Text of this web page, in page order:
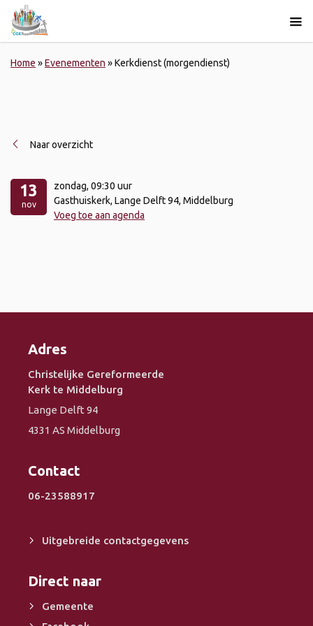
Home »Evenementen »Kerkdienst (morgendienst)
Naar overzicht
13
nov
zondag, 09:30 uur
Gasthuiskerk, Lange Delft 94, Middelburg
Voeg toe aan agenda
Adres
Christelijke Gereformeerde
Kerk te Middelburg
Lange Delft 94
4331 AS Middelburg
Contact
06-23588917
Uitgebreide contactgegevens
Direct naar
Gemeente